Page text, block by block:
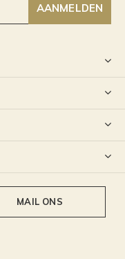
AANMELDEN
MAIL ONS